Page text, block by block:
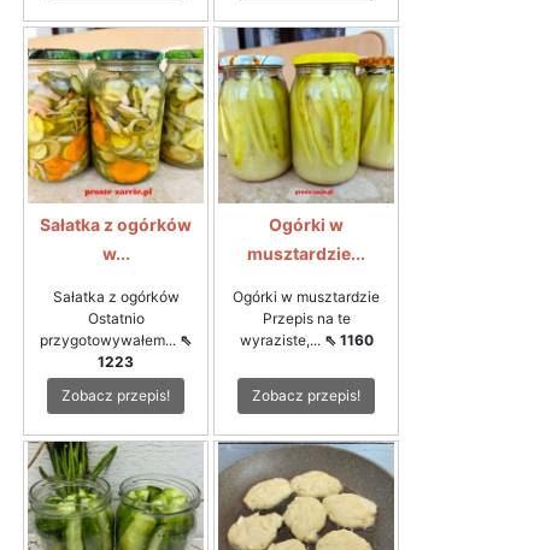
Sałatka z ogórków
w...
Sałatka z ogórków
Ostatnio
przygotowywałem... ⇖
1223
Zobacz przepis!
Ogórki w
musztardzie...
Ogórki w musztardzie
Przepis na te
wyraziste,... ⇖ 1160
Zobacz przepis!